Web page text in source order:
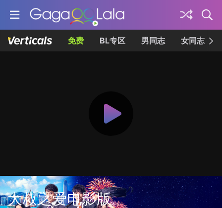
免费 BL专区 男同志 女同志
大叔之爱电影版